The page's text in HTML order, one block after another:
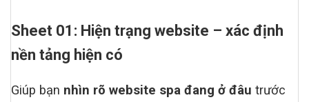
Sheet 01: Hiện trạng website – xác định
nền tảng hiện có
Giúp bạn nhìn rõ website spa đang ở đâu trước